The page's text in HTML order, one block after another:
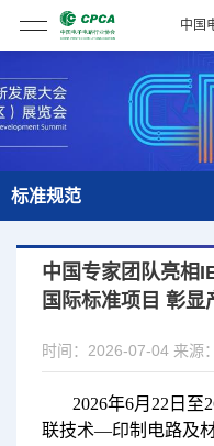
中国
标准规范
中国专家团队亮相
国际标准项目 彰显
时间：2026-07-04 来源
2026年6月22日至
联技术—印制电路及